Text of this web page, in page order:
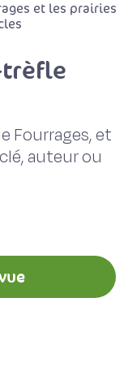
et les prairies
Fourrages, et
auteur ou